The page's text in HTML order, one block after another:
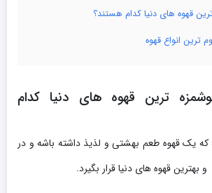
قهوه های دنیا کدام هستند؟
ترین انواع قهوه
ترین قهوه های دنیا کدام
یک قهوه طعم بهشتی و لذیذ داشته باشه و در
قهوه های دنیا قرار بگیرد.